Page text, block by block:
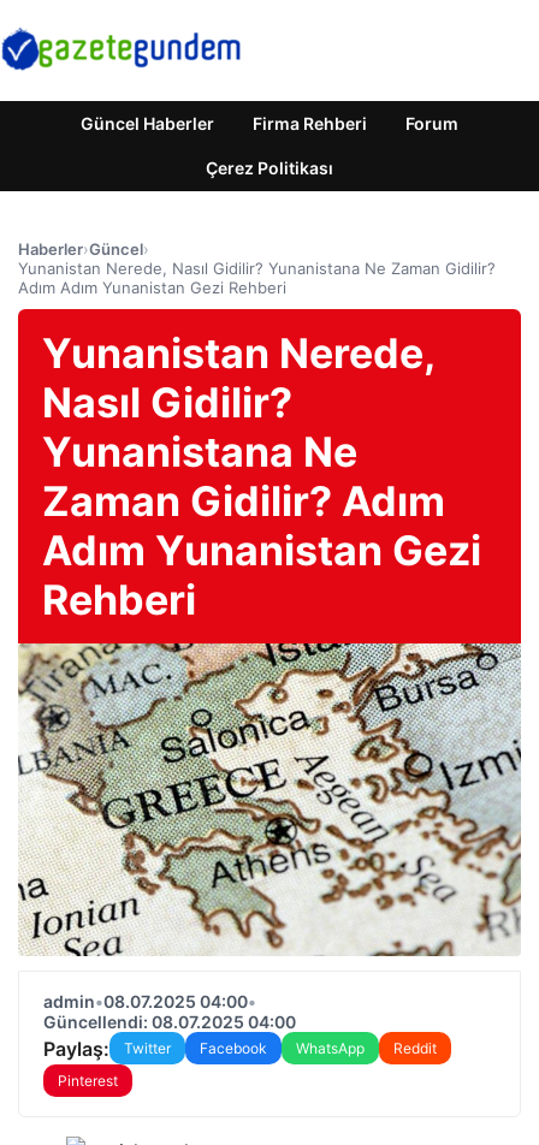
Güncel Haberler Firma Rehberi Forum
Çerez Politikası
Haberler›Güncel›
Yunanistan Nerede, Nasıl Gidilir? Yunanistana Ne Zaman Gidilir?
Adım Adım Yunanistan Gezi Rehberi
Yunanistan Nerede,
Nasıl Gidilir?
Yunanistana Ne
Zaman Gidilir? Adım
Adım Yunanistan Gezi
Rehberi
admin•08.07.2025 04:00•
Güncellendi: 08.07.2025 04:00
Paylaş: Twitter Facebook WhatsApp
Reddit
Pinterest